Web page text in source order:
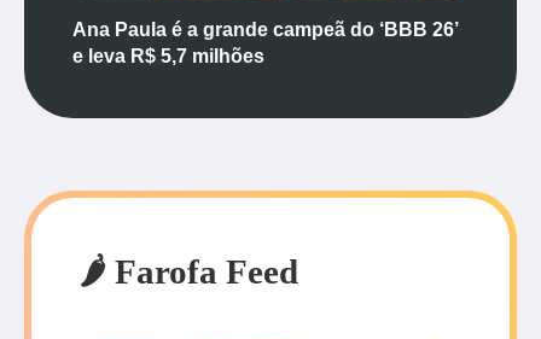
Ana Paula é a grande campeã do ‘BBB 26’
e leva R$ 5,7 milhões
🌶️ Farofa Feed